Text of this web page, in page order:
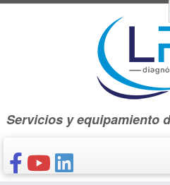
Saltar
Servicios y equipamiento